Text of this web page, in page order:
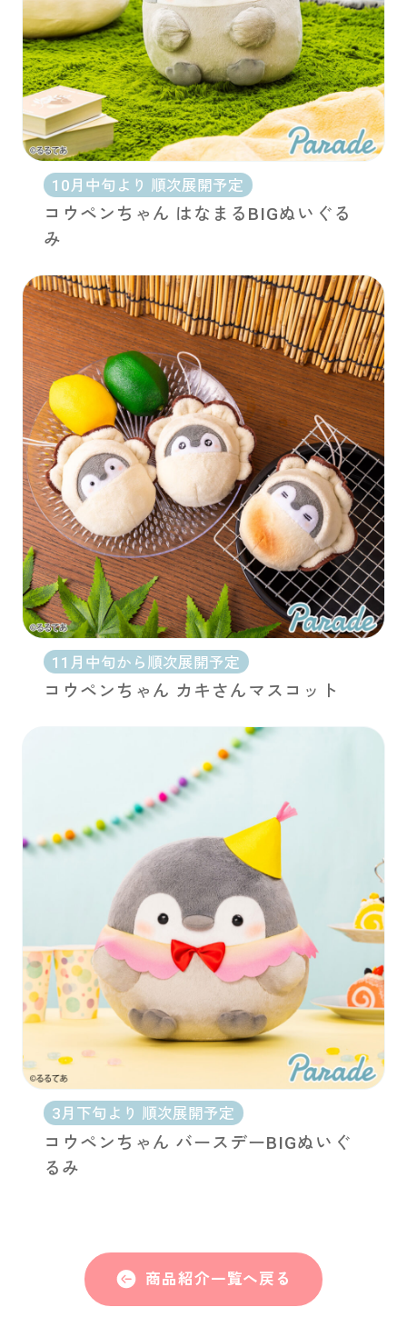
10月中旬より 順次展開予定
コウペンちゃん はなまるBIGぬいぐる
み
11月中旬から順次展開予定
コウペンちゃん カキさんマスコット
3月下旬より 順次展開予定
コウペンちゃん バースデーBIGぬいぐ
るみ
商品紹介一覧へ戻る